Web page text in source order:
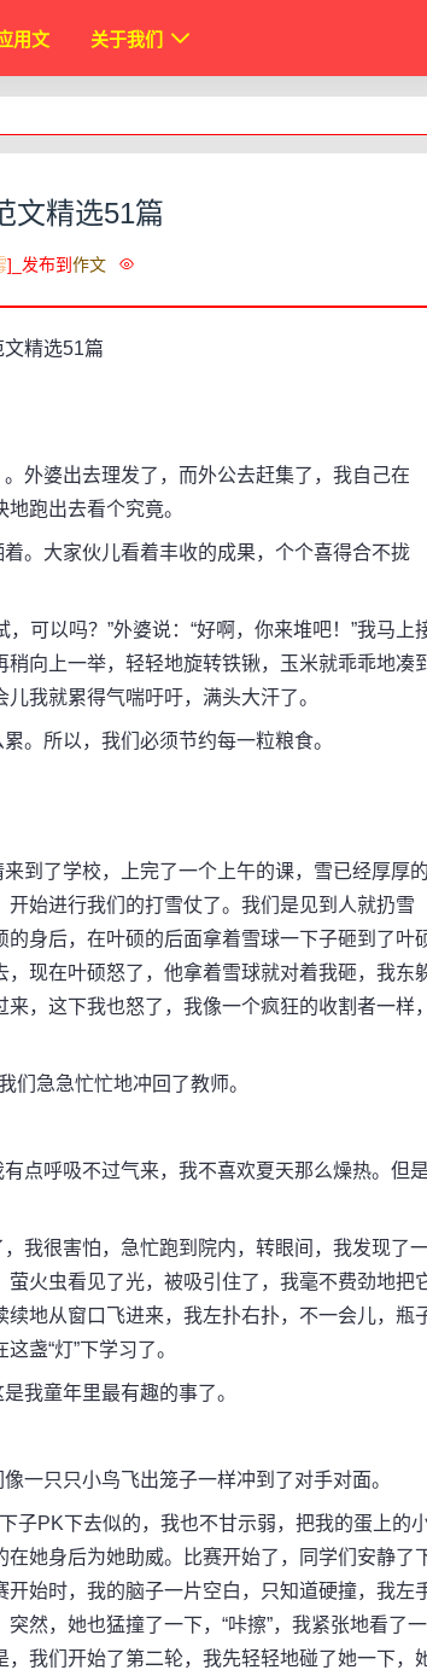
用文 关于我们
文精选51篇
]_发布到 作文
外婆出去理发了，而外公去赶集了，我自己在
跑出去看个究竟。
。大家伙儿看着丰收的成果，个个喜得合不拢
可以吗？”外婆说：“好啊，你来堆吧！”我马上
向上一举，轻轻地旋转铁锹，玉米就乖乖地凑
我就累得气喘吁吁，满头大汗了。
所以，我们必须节约每一粒粮食。
到了学校，上完了一个上午的课，雪已经厚厚
始进行我们的打雪仗了。我们是见到人就扔雪
身后，在叶硕的后面拿着雪球一下子砸到了叶
现在叶硕怒了，他拿着雪球就对着我砸，我东
，这下我也怒了，我像一个疯狂的收割者一样
急急忙忙地冲回了教师。
点呼吸不过气来，我不喜欢夏天那么燥热。但
我很害怕，急忙跑到院内，转眼间，我发现了
火虫看见了光，被吸引住了，我毫不费劲地把
地从窗口飞进来，我左扑右扑，不一会儿，瓶
盏“灯”下学习了。
我童年里最有趣的事了。
只只小鸟飞出笼子一样冲到了对手对面。
PK下去似的，我也不甘示弱，把我的蛋上的
她身后为她助威。比赛开始了，同学们安静了
始时，我的脑子一片空白，只知道硬撞，我左
然，她也猛撞了一下，“咔擦”，我紧张地看了一
我们开始了第二轮，我先轻轻地碰了她一下，